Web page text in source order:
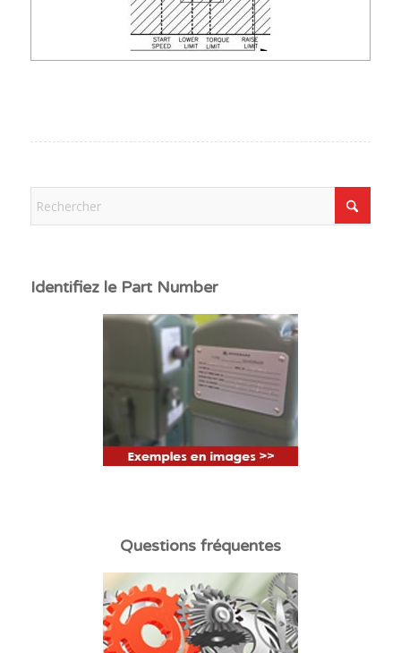
Identifiez le Part Number
Questions fréquentes